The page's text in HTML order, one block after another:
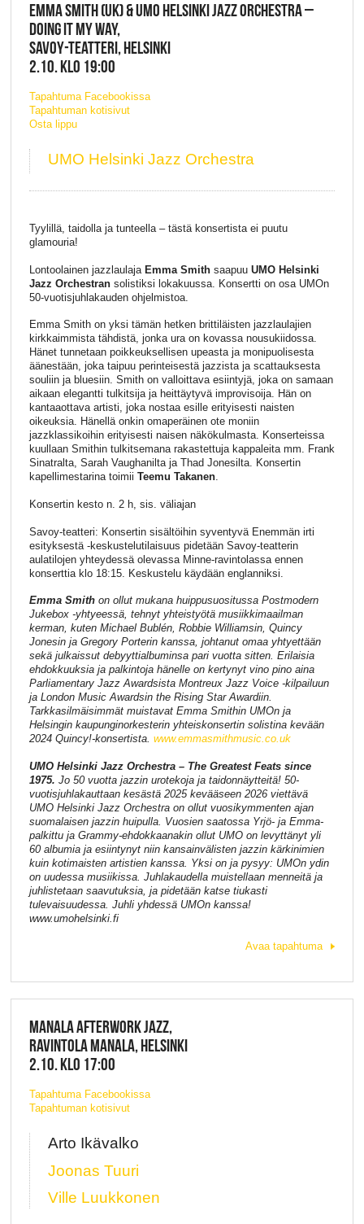
EMMA SMITH (UK) & UMO HELSINKI JAZZ ORCHESTRA –
DOING IT MY WAY,
SAVOY-TEATTERI, HELSINKI
2.10. KLO 19:00
Tapahtuma Facebookissa
Tapahtuman kotisivut
Osta lippu
UMO Helsinki Jazz Orchestra
Tyylillä, taidolla ja tunteella – tästä konsertista ei puutu
glamouria!
Lontoolainen jazzlaulaja Emma Smithsaapuu UMO Helsinki
Jazz Orchestransolistiksi lokakuussa. Konsertti on osa UMOn
50-vuotisjuhlakauden ohjelmistoa.
Emma Smith on yksi tämän hetken brittiläisten jazzlaulajien
kirkkaimmista tähdistä, jonka ura on kovassa nousukiidossa.
Hänet tunnetaan poikkeuksellisen upeasta ja monipuolisesta
äänestään, joka taipuu perinteisestä jazzista ja scattauksesta
souliin ja bluesiin. Smith on valloittava esiintyjä, joka on samaan
aikaan elegantti tulkitsija ja heittäytyvä improvisoija. Hän on
kantaaottava artisti, joka nostaa esille erityisesti naisten
oikeuksia. Hänellä onkin omaperäinen ote moniin
jazzklassikoihin erityisesti naisen näkökulmasta. Konserteissa
kuullaan Smithin tulkitsemana rakastettuja kappaleita mm. Frank
Sinatralta, Sarah Vaughanilta ja Thad Jonesilta. Konsertin
kapellimestarina toimii Teemu Takanen.
Konsertin kesto n. 2 h, sis. väliajan
Savoy-teatteri: Konsertin sisältöihin syventyvä Enemmän irti
esityksestä -keskustelutilaisuus pidetään Savoy-teatterin
aulatilojen yhteydessä olevassa Minne-ravintolassa ennen
konserttia klo 18:15. Keskustelu käydään englanniksi.
Emma Smithon ollut mukana huippusuositussa Postmodern
Jukebox -yhtyeessä, tehnyt yhteistyötä musiikkimaailman
kerman, kuten Michael Bublén, Robbie Williamsin, Quincy
Jonesin ja Gregory Porterin kanssa, johtanut omaa yhtyettään
sekä julkaissut debyyttialbuminsa pari vuotta sitten. Erilaisia
ehdokkuuksia ja palkintoja hänelle on kertynyt vino pino aina
Parliamentary Jazz Awardsista Montreux Jazz Voice -kilpailuun
ja London Music Awardsin the Rising Star Awardiin.
Tarkkasilmäisimmät muistavat Emma Smithin UMOn ja
Helsingin kaupunginorkesterin yhteiskonsertin solistina kevään
2024 Quincy!-konsertista. www.emmasmithmusic.co.uk
UMO Helsinki Jazz Orchestra – The Greatest Feats since
1975. Jo 50 vuotta jazzin urotekoja ja taidonnäytteitä! 50-
vuotisjuhlakauttaan kesästä 2025 kevääseen 2026 viettävä
UMO Helsinki Jazz Orchestra on ollut vuosikymmenten ajan
suomalaisen jazzin huipulla. Vuosien saatossa Yrjö- ja Emma-
palkittu ja Grammy-ehdokkaanakin ollut UMO on levyttänyt yli
60 albumia ja esiintynyt niin kansainvälisten jazzin kärkinimien
kuin kotimaisten artistien kanssa. Yksi on ja pysyy: UMOn ydin
on uudessa musiikissa. Juhlakaudella muistellaan menneitä ja
juhlistetaan saavutuksia, ja pidetään katse tiukasti
tulevaisuudessa. Juhli yhdessä UMOn kanssa!
www.umohelsinki.fi
Avaa tapahtuma
MANALA AFTERWORK JAZZ,
RAVINTOLA MANALA, HELSINKI
2.10. KLO 17:00
Tapahtuma Facebookissa
Tapahtuman kotisivut
Arto Ikävalko
Joonas Tuuri
Ville Luukkonen